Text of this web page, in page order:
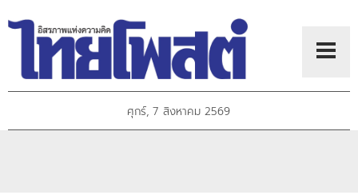
ศุกร์, 7 สิงหาคม 2569